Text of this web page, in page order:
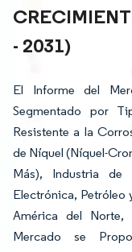
- 2031)
El Informe del
Segmentado por
Resistente a la
de Níquel (Níquel-
Más), Industria de
Electrónica, Petróleo
América del Norte,
Mercado se